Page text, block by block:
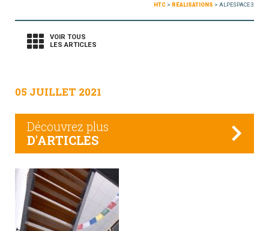
HTC > RÉALISATIONS > ALPESPACE 3
VOIR TOUS
LES ARTICLES
05 JUILLET 2021
Découvrez plus
D'ARTICLES